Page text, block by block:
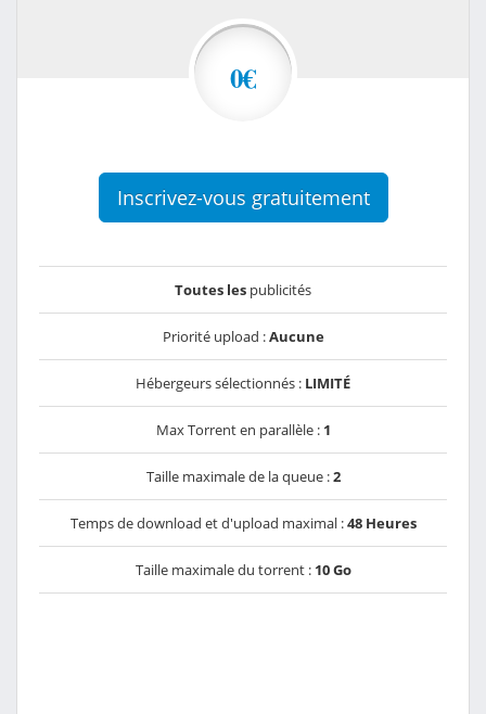
0€
Inscrivez-vous gratuitement
Toutes les publicités
Priorité upload :Aucune
Hébergeurs sélectionnés : LIMITÉ
Max Torrent en parallèle : 1
Taille maximale de la queue :2
Temps de download et d'upload maximal :48 Heures
Taille maximale du torrent : 10 Go